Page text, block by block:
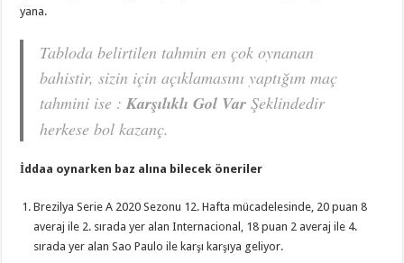
yana.
Tabloda belirtilen tahmin en çok oynanan
bahistir, sizin için açıklamasını yaptığım maç
tahmini ise :Karşılıklı Gol VarŞeklindedir
herkese bol kazanç.
İddaa oynarken baz alına bilecek öneriler
Brezilya Serie A 2020 Sezonu 12. Hafta mücadelesinde, 20 puan 8
averaj ile 2. sırada yer alan Internacional, 18 puan 2 averaj ile 4.
sırada yer alan Sao Paulo ile karşı karşıya geliyor.